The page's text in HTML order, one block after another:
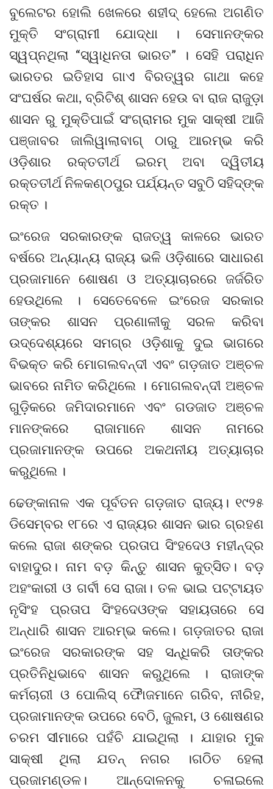
ବୁଲେଟର ହୋଲି ଖେଳରେ ଶହୀଦ୍ ହେଲେ ଅଗଣିତ
ମୁକ୍ତି ସଂଗ୍ରାମୀ ଯୋଦ୍ଧା । ସେମାନଙ୍କର
ସ୍ୱପ୍ନଥିଲା “ସ୍ୱାଧିନତା ଭାରତ” । ସେହି ପରାଧିନ
ଭାରତର ଇତିହାସ ଗାଏ ବିରତ୍ୱର ଗାଥା କହେ
ସଂଘର୍ଷର କଥା, ବ୍ରିଟିଶ୍ ଶାସନ ହେଉ ବା ରାଜ ରାଜୁଡ଼ା
ଶାସନ ରୁ ମୁକ୍ତିପାଇଁ ସଂଗ୍ରାମର ମୁକ ସାକ୍ଷୀ ଆଜି
ପଞ୍ଜାବର ଜାଲିୱାଲାବାଗ୍‌ ଠାରୁ ଆରମ୍ଭ କରି
ଓଡ଼ିଶାର ରକ୍ତତୀର୍ଥ ଇରମ୍ ଅବା ଦ୍ୱିତୀୟ
ରକ୍ତତୀର୍ଥ ନିଳକଣ୍ଠପୁର ପର୍ଯ୍ୟନ୍ତ ସବୁଠି ସହିଦ୍‌ଙ୍କ
ରକ୍ତ ।
ଇଂରେଜ ସରକାରଙ୍କ ରାଜତ୍ୱ କାଳରେ ଭାରତ
ବର୍ଷରେ ଅନ୍ୟାନ୍ୟ ରାଜ୍ୟ ଭଳି ଓଡ଼ିଶାରେ ସାଧାରଣ
ପ୍ରଜାମାନେ ଶୋଷଣ ଓ ଅତ୍ୟାଚାରରେ ଜର୍ଜରିତ
ହେଉଥିଲେ । ସେତେବେଳେ ଇଂରେଜ ସରକାର
ତାଙ୍କର ଶାସନ ପ୍ରଣାଳୀକୁ ସରଳ କରିବା
ଉଦ୍ଦେଶ୍ୟରେ ସମଗ୍ର ଓଡ଼ିଶାକୁ ଦୁଇ ଭାଗରେ
ବିଭକ୍ତ କରି ମୋଗଲବନ୍ଦୀ ଏବଂ ଗଡ଼ଜାତ ଅଞ୍ଚଳ
ଭାବରେ ନାମିତ କରିଥିଲେ । ମୋଗଲବନ୍ଦୀ ଅଞ୍ଚଳ
ଗୁଡ଼ିକରେ ଜମିଦାରମାନେ ଏବଂ ଗଡଜାତ ଅଞ୍ଚଳ
ମାନଙ୍କରେ ରାଜାମାନେ ଶାସନ ନାମରେ
ପ୍ରଜାମାନଙ୍କ ଉପରେ ଅକଥନୀୟ ଅତ୍ୟାଚାର
କରୁଥିଲେ ।
ଢେଙ୍କାନାଳ ଏକ ପୂର୍ବତନ ଗଡ଼ଜାତ ରାଜ୍ୟ। ୧୯୨୫
ଡିସେମ୍ବର ୧୮ରେ ଏ ରାଜ୍ୟର ଶାସନ ଭାର ଗ୍ରହଣ
କଲେ ରାଜା ଶଙ୍କର ପ୍ରତାପ ସିଂହଦେଓ ମହୀନ୍ଦ୍ର
ବାହାଦୁର। ନାମ ବଡ଼ କିନ୍ତୁ ଶାସନ କୁତ୍ସିତ। ବଡ଼
ଅହଂକାରୀ ଓ ଗର୍ବୀ ସେ ରାଜା। ତଳ ଭାଇ ପଟ୍ଟାୟତ
ନୃସିଂହ ପ୍ରତାପ ସିଂହଦେଓଙ୍କ ସହାୟତାରେ ସେ
ଅନ୍ଧାରି ଶାସନ ଆରମ୍ଭ କଲେ। ଗଡ଼ଜାତର ରାଜା
ଇଂରେଜ ସରକାରଙ୍କ ସହ ସନ୍ଧିକରି ତାଙ୍କର
ପ୍ରତିନିଧିଭାବେ ଶାସନ କରୁଥିଲେ । ରାଜାଙ୍କ
କର୍ମଚାରୀ ଓ ପୋଲିସ୍ ଫୈାଜମାନେ ଗରିବ, ନୀରିହ,
ପ୍ରଜାମାନଙ୍କ ଉପରେ ବେଠି, ଜୁଲମ, ଓ ଶୋଷଣର
ଚରମ ସୀମାରେ ପହଁଚି ଯାଇଥିଲା । ଯାହାର ମୁକ
ସାକ୍ଷୀ ଥିଲା ଯତନ୍ ନଗର ।ଗଠିତ ହେଲା
ପ୍ରଜାମଣ୍ଡଳ। ଆନ୍ଦୋଳନକୁ ଚଳାଇଲେ